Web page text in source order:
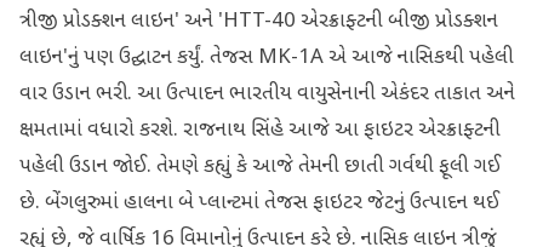
ત્રીજી પ્રોડક્શન લાઇન' અને 'HTT-40 એરક્રાફ્ટની બીજી પ્રોડક્શન
લાઇન'નું પણ ઉદ્ઘાટન કર્યું. તેજસ MK-1A એ આજે નાસિકથી પહેલી
વાર ઉડાન ભરી. આ ઉત્પાદન ભારતીય વાયુસેનાની એકંદર તાકાત અને
ક્ષમતામાં વધારો કરશે. રાજનાથ સિંહે આજે આ ફાઇટર એરક્રાફ્ટની
પહેલી ઉડાન જોઈ. તેમણે કહ્યું કે આજે તેમની છાતી ગર્વથી ફૂલી ગઈ
છે. બેંગલુરુમાં હાલના બે પ્લાન્ટમાં તેજસ ફાઇટર જેટનું ઉત્પાદન થઈ
રહ્યું છે, જે વાર્ષિક 16 વિમાનોનું ઉત્પાદન કરે છે. નાસિક લાઇન ત્રીજું